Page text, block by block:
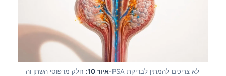
איור 10:
חלק מדפוסי השתן וה-PSA לא צריכים להמתין לבדיקת
Português
Türkçe